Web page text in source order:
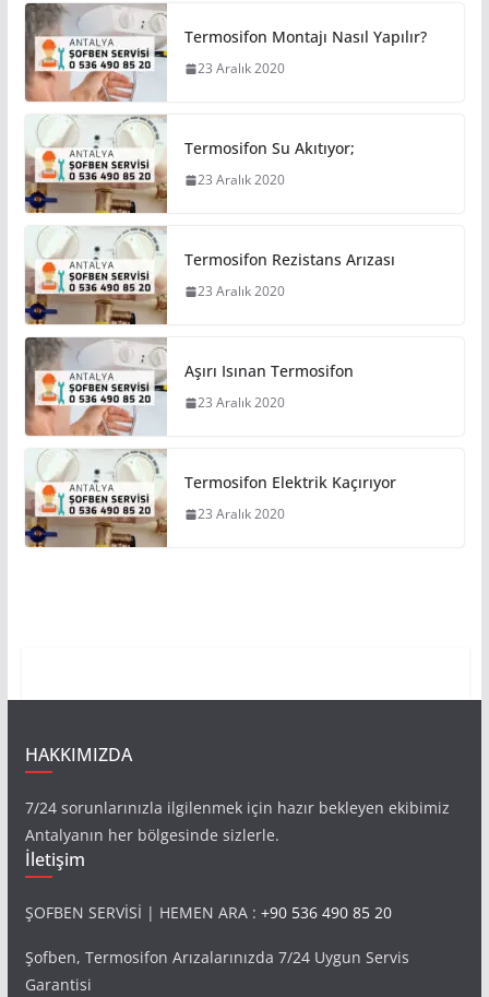
Termosifon Montajı Nasıl Yapılır?
23 Aralık 2020
Termosifon Su Akıtıyor;
23 Aralık 2020
Termosifon Rezistans Arızası
23 Aralık 2020
Aşırı Isınan Termosifon
23 Aralık 2020
Termosifon Elektrik Kaçırıyor
23 Aralık 2020
HAKKIMIZDA
7/24 sorunlarınızla ilgilenmek için hazır bekleyen ekibimiz
Antalyanın her bölgesinde sizlerle.
İletişim
ŞOFBEN SERVİSİ | HEMEN ARA : +90 536 490 85 20
Şofben, Termosifon Arızalarınızda 7/24 Uygun Servis
Garantisi